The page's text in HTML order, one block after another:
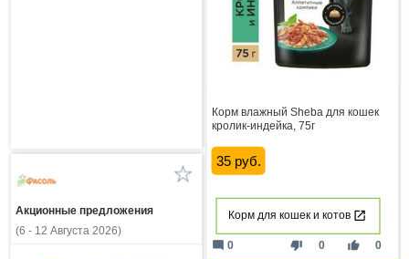
Корм влажный Sheba для кошек
кролик-индейка, 75г
35 руб.
Корм для кошек и котов
thumb_down 0 thumb_up 0
mode_comment 0
Акционные предложения
(6 - 12 Августа 2026)